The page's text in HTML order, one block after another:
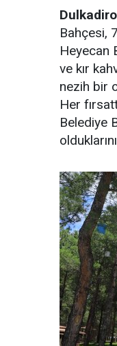
Bahçesi,
Heyecan
ve kır
nezih bir
Her
Belediye